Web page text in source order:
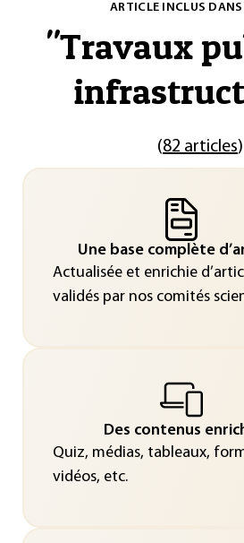
ARTICLE INCLUS DANS
"Travaux
(82 articles)
Une base complète
Actualisée et enrichie
validés par nos comités
Des contenus
Quiz, médias, tableaux,
vidéos, etc.